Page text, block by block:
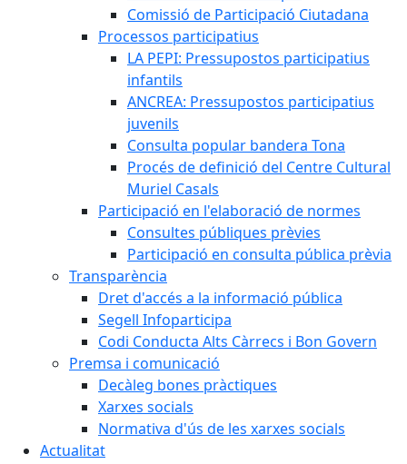
Comissió de Participació Ciutadana
Processos participatius
LA PEPI: Pressupostos participatius
infantils
ANCREA: Pressupostos participatius
juvenils
Consulta popular bandera Tona
Procés de definició del Centre Cultural
Muriel Casals
Participació en l'elaboració de normes
Consultes públiques prèvies
Participació en consulta pública prèvia
Transparència
Dret d'accés a la informació pública
Segell Infoparticipa
Codi Conducta Alts Càrrecs i Bon Govern
Premsa i comunicació
Decàleg bones pràctiques
Xarxes socials
Normativa d'ús de les xarxes socials
Actualitat